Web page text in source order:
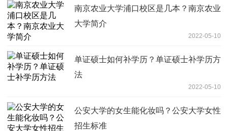
南京农业大学浦口校区是几本？南京农业
大学简介
2022-05-10
单证硕士如何补学历？单证硕士补学历方
法
2022-05-10
公安大学的女生能化妆吗？公安大学女性
招生标准